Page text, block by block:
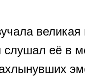
слушал её в